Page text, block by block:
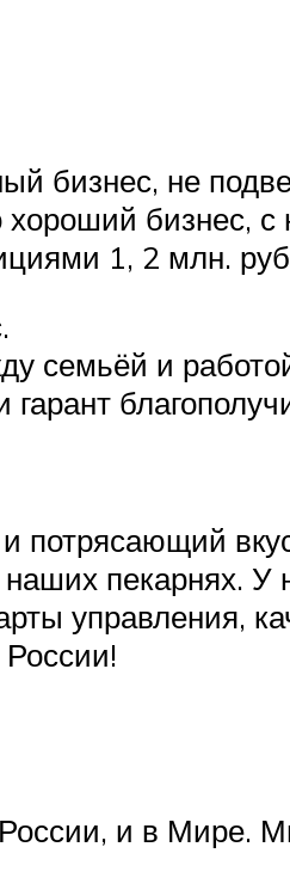
бизнес, не
бизнес,
1, 2 млн.
семьёй и
потрясающий
пекарнях. У
управления,
и в Мире.